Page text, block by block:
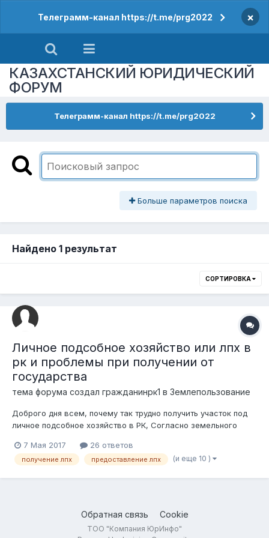
Телеграмм-канал https://t.me/prg2022 ×
КАЗАХСТАНСКИЙ ЮРИДИЧЕСКИЙ
ФОРУМ
Телеграмм-канал https://t.me/prg2022
Больше параметров поиска
Найдено 1 результат
СОРТИРОВКА
Личное подсобное хозяйство или лпх в
рк и проблемы при получении от
государства
тема форума создал гражданинрк1 в Землепользование
Доброго дня всем, почему так трудно получить участок под
личное подсобное хозяйство в РК, Согласно земельного
быть предоставлен единым массивом с участком под ижс, в
черте населенного пункта в сельской местности, и он может
7 Мая 2017 26 ответов
получение лпх предоставление лпх (и еще 10 )
Обратная связь Cookie
ТОО "Компания ЮрИнфо"